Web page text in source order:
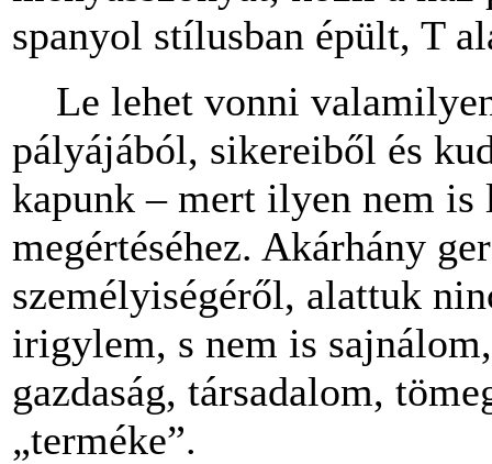
spanyol stílusban épült, T
Le lehet vonni
pályájából, sikereiből és
kapunk – mert ilyen nem is
megértéséhez. Akárhány
személyiségéről, alattuk
irigylem, s nem is
gazdaság, társadalom,
„terméke”.